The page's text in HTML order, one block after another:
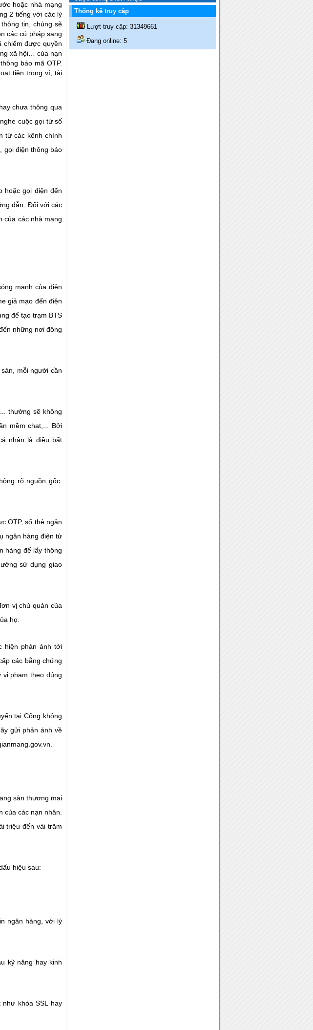
hoặc nhà mạng
2 tiếng với các lý
tin, chúng sẽ
các cú pháp sang
chiếm được quyền
xã hội… của nạn
báo mã OTP.
tiền trong ví, tài
chưa thông qua
cuộc gọi từ số
từ các kênh chính
gọi điện thông báo
hoặc gọi điện đến
dẫn. Đối với các
của các nhà mạng
mạnh của điện
giả mạo đến điện
để tạo trạm BTS
những nơi đông
mỗi người cần
thường sẽ không
mềm chat,... Bởi
nhân là điều bất
rõ nguồn gốc.
OTP, số thẻ ngân
ngân hàng điện tử
hàng để lấy thông
sử dụng giao
vị chủ quản của
họ.
hiện phản ánh tới
các bằng chứng
phạm theo đúng
tại Cổng không
gửi phản ánh về
sàn thương mại
các nạn nhân.
triệu đến vài trăm
hiệu sau:
ngân hàng, với lý
kỹ năng hay kinh
khóa SSL hay
Thống kê truy cập
Lượt truy cập: 31349661
Đang online: 5